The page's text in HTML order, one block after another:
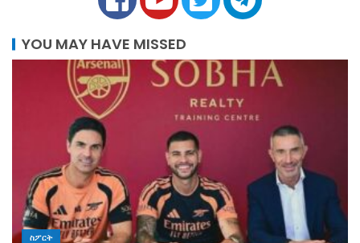
YOU MAY HAVE MISSED
ስፖርት